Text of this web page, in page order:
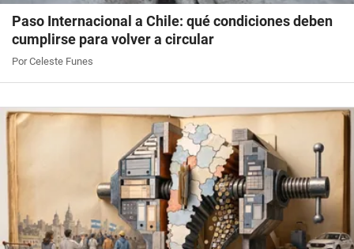
Paso Internacional a Chile: qué condiciones deben
cumplirse para volver a circular
Por Celeste Funes